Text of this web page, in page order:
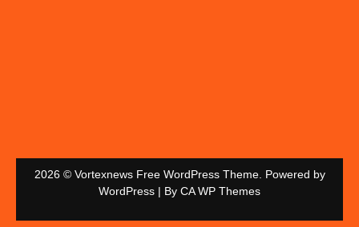
2026 © Vortexnews Free WordPress Theme. Powered by
WordPress | By CA WP Themes